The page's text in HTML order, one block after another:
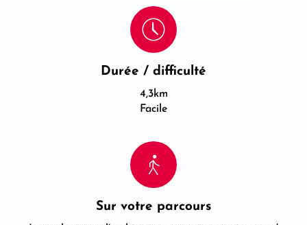
Durée / difficulté
4,3km
Facile
Sur votre parcours